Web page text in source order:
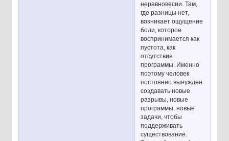
неравновесии. Там,
где разницы нет,
возникает ощущение
боли, которое
воспринимается как
пустота, как
отсутствие
программы. Именно
поэтому человек
постоянно вынужден
создавать новые
разрывы, новые
программы, новые
задачи, чтобы
поддерживать
существование.